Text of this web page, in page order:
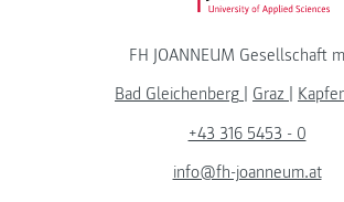
FH JOANNEUM Gesellschaft
Bad Gleichenberg
Graz
+43 316 5453 - 0
info@fh-joanneum.at